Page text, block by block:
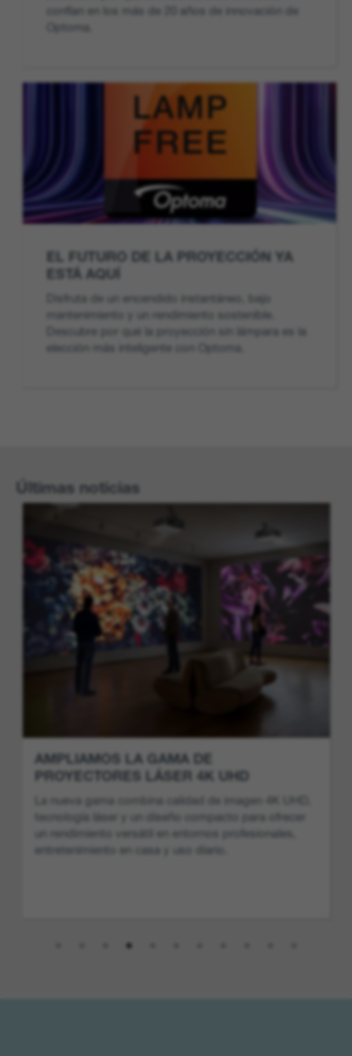
confían en los más de 20 años de innovación de
Optoma.
EL FUTURO DE LA PROYECCIÓN YA
ESTÁ AQUÍ
Disfruta de un encendido instantáneo, bajo
mantenimiento y un rendimiento sostenible.
Descubre por qué la proyección sin lámpara es la
elección más inteligente con Optoma.
Últimas noticias
AMPLIAMOS LA GAMA DE
PROYECTORES LÁSER 4K UHD
La nueva gama combina calidad de imagen 4K UHD,
tecnología láser y un diseño compacto para ofrecer
un rendimiento versátil en entornos profesionales,
entretenimiento en casa y uso diario.